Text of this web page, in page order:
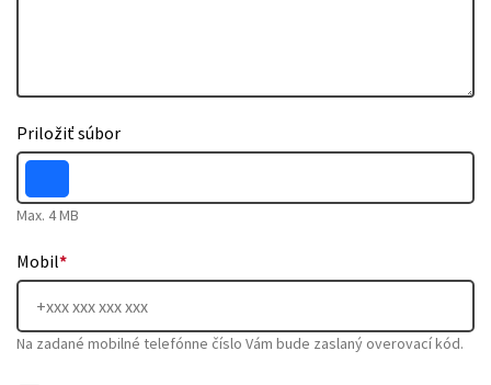
Priložiť súbor
Max. 4 MB
Mobil*
Na zadané mobilné telefónne číslo Vám bude zaslaný overovací kód.